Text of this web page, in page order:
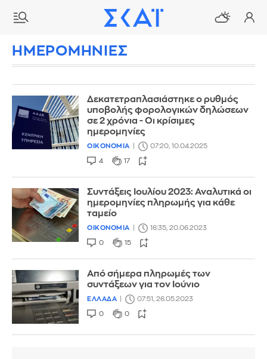
ΗΜΕΡΟΜΗΝΙΕΣ
Δεκατετραπλασιάστηκε ο ρυθμός
υποβολής φορολογικών δηλώσεων
σε 2 χρόνια - Οι κρίσιμες
ημερομηνίες
ΟΙΚΟΝΟΜΙΑ 07:20, 10.04.2025
4 17
Συντάξεις Ιουλίου 2023: Αναλυτικά οι
ημερομηνίες πληρωμής για κάθε
ταμείο
ΟΙΚΟΝΟΜΙΑ 16:35, 20.06.2023
0 15
Από σήμερα πληρωμές των
συντάξεων για τον Ιούνιο
ΕΛΛΑΔΑ 07:51, 26.05.2023
0 0